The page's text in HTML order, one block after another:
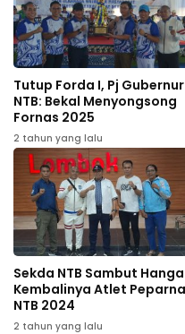
Tutup Forda I, Pj Gubernur
NTB: Bekal Menyongsong
Fornas 2025
2 tahun yang lalu
Sekda NTB Sambut
Kembalinya Atlet
NTB 2024
2 tahun yang lalu